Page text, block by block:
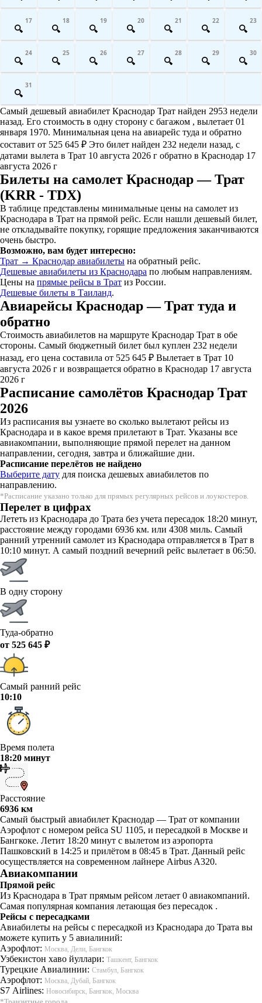
17 18 19 20 21 22 23
24 25 26 27 28 29 30
31
Самый дешевый авиабилет Краснодар Трат найден 2953 недели
назад. Его стоимость в одну сторону с багажом , вылетает 01
января 1970. Минимальная цена на авиарейс туда и обратно
составит от 525 645 ₽ Это билет найден 232 недели назад, с
датами вылета в Трат 10 августа 2026 г обратно в Краснодар 17
августа 2026 г
Билеты на самолет Краснодар — Трат
(KRR - TDX)
В таблице представлены минимальные цены на самолет из
Краснодара в Трат на прямой рейс. Если нашли дешевый билет,
не откладывайте покупку, горящие предложения заканчиваются
очень быстро.
Возможно, вам будет интересно:
Трат → Краснодар авиабилеты на обратный рейс.
Дешевые авиабилеты из Краснодара по любым направлениям.
Цены на прямые рейсы в Трат из России.
Дешевые билеты в Таиланд.
Авиарейсы Краснодар — Трат туда и
обратно
Стоимость авиабилетов на маршруте Краснодар Трат в обе
стороны. Самый бюджетный билет был куплен 232 недели
назад, его цена составила от 525 645 ₽ Вылетает в Трат 10
августа 2026 г и возвращается обратно в Краснодар 17 августа
2026 г
Расписание самолётов Краснодар Трат
2026
Из расписания вы узнаете во сколько вылетают рейсы из
Краснодара и в какое время прилетают в Трат. Указаны все
авиакомпании, выполняющие прямой перелет на данном
направлении, сегодня, завтра и ближайшие дни.
Расписание перелётов не найдено
Выберите дату для поиска дешевых авиабилетов по
направлению.
*Расписание указано только для прямых регулярных рейсов и лоукостеров.
Перелет в цифрах
Лететь из Краснодара до Трата без учета пересадок 18:20 минут,
расстояние между городами 6936 км. или 4308 миль. Самый
ранний утренний самолет из Краснодара отправляется в Трат в
10:10 минут. А самый поздний вечерний рейс вылетает в 06:50.
В одну сторону
Туда-обратно
от 525 645 ₽
Самый ранний рейс
10:10
Время полета
18:20 минут
Расстояние
6936 км
Самый быстрый авиабилет Краснодар — Трат от компании
Аэрофлот с номером рейса SU 1105, и пересадкой в Москве и
Бангкоке. Летит 18:20 минут с вылетом из аэропорта
Пашковский в 14:25 и прилётом в 08:45 в Трат. Данный рейс
осуществляется на современном лайнере Airbus A320.
Авиакомпании
Прямой рейс
Из Краснодара в Трат прямым рейсом летает 0 авиакомпаний.
Самая популярная компания летающая без пересадок .
Рейсы с пересадками
Авиабилеты на рейсы с пересадкой из Краснодара до Трата вы
можете купить у 5 авиалиний:
Аэрофлот: Москва, Дели, Бангкок
Узбекистон хаво йуллари: Ташкент, Бангкок
Турецкие Авиалинии: Стамбул, Бангкок
Аэрофлот: Москва, Дубай, Бангкок
S7 Airlines: Новосибирск, Бангкок, Москва
*Транзитные города